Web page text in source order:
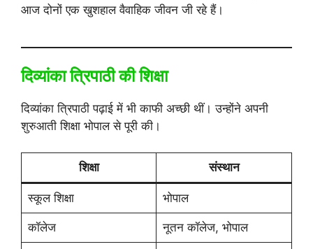
आज दोनों एक खुशहाल वैवाहिक जीवन जी रहे हैं।
दिव्यांका त्रिपाठी की शिक्षा
दिव्यांका त्रिपाठी पढ़ाई में भी काफी अच्छी थीं। उन्होंने अपनी
शुरुआती शिक्षा भोपाल से पूरी की।
शिक्षा संस्थान
स्कूल शिक्षा भोपाल
कॉलेज नूतन कॉलेज, भोपाल